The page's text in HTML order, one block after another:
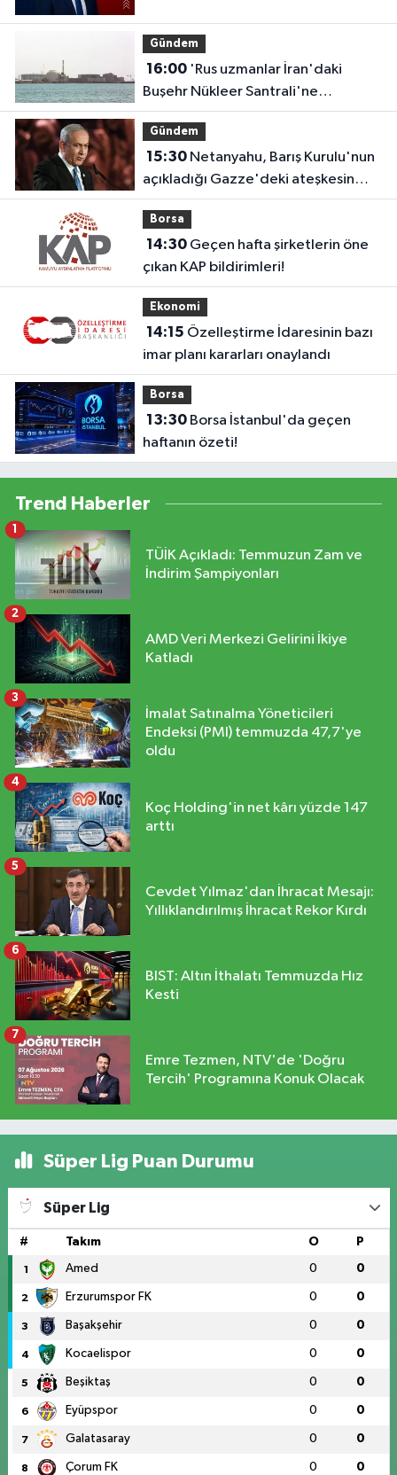
Gündem
16:00'Rus uzmanlar İran'daki
Buşehr Nükleer Santrali'ne
dönmeye başladı'
Gündem
15:30Netanyahu, Barış Kurulu'nun
açıkladığı Gazze'deki ateşkesin
ikinci aşaması planını reddetti
Borsa
14:30Geçen hafta şirketlerin öne
çıkan KAP bildirimleri!
Ekonomi
14:15
imar planı kararları onaylandı
Borsa
13:30Borsa İstanbul'da geçen
haftanın özeti!
Trend Haberler
TÜİK Açıkladı: Temmuzun Zam ve
İndirim Şampiyonları
1
AMD Veri Merkezi Gelirini İkiye
Katladı
2
İmalat Satınalma Yöneticileri
Endeksi (PMI) temmuzda 47,7'ye
oldu
3
Koç Holding'in net kârı yüzde 147
arttı
4
Cevdet Yılmaz'dan İhracat Mesajı:
Yıllıklandırılmış İhracat Rekor Kırdı
5
BIST: Altın İthalatı Temmuzda Hız
Kesti
6
Emre Tezmen, NTV'de 'Doğru
Tercih' Programına Konuk Olacak
7
Süper Lig Puan Durumu
Süper Lig
# Takım O P
1 Amed 0 0
2 Erzurumspor FK 0 0
3 Başakşehir 0 0
4 Kocaelispor 0 0
5 Beşiktaş 0 0
6 Eyüpspor 0 0
7 Galatasaray 0 0
8 Çorum FK 0 0